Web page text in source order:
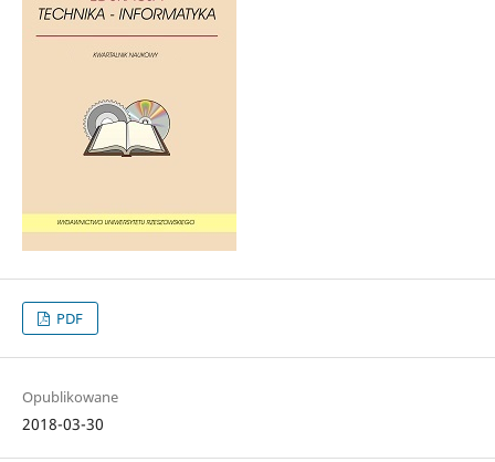
PDF
Opublikowane
2018-03-30